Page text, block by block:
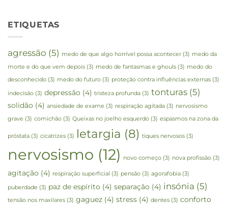
ETIQUETAS
agressão (5) medo de que algo horrível possa acontecer (3) medo da
morte e do que vem depois (3) medo de fantasmas e ghouls (3) medo do
desconhecido (3) medo do futuro (3) proteção contra influências externas (3)
indecisão (3) depressão (4) tristeza profunda (3) tonturas (5)
solidão (4) ansiedade de exame (3) respiração agitada (3) nervosismo
grave (3) comichão (3) Queixas no joelho esquerdo (3) espasmos na zona da
próstata (3) cicatrizes (3) letargia (8) tiques nervosos (3)
nervosismo (12) novo começo (3) nova profissão (3)
agitação (4) respiração superficial (3) pensão (3) agorafobia (3)
puberdade (3) paz de espírito (4) separação (4) insónia (5)
tensão nos maxilares (3) gaguez (4) stress (4) dentes (3) conforto